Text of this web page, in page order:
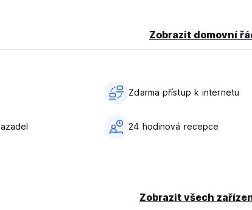
Zobrazit domovní
Zdarma přístup k internetu
24 hodinová recepce
Zobrazit všech